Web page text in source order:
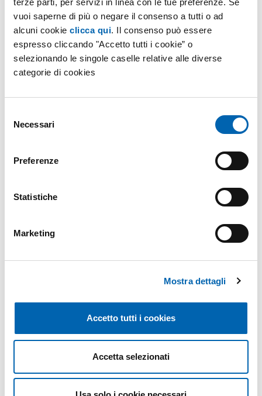
terze parti, per servizi in linea con le tue preferenze. Se
vuoi saperne di più o negare il consenso a tutti o ad
alcuni cookie clicca qui. Il consenso può essere
espresso cliccando "Accetto tutti i cookie” o
selezionando le singole caselle relative alle diverse
categorie di cookies
delNecessari
Preferenze
Statistiche
Marketing
Mostra dettagli
Accetto tutti i cookies
Accetta selezionati
loSportello per il consumatore energia reti e
ambienteal Numero Verde 800.166.654o con le
modalità indicate nel sito internetwww.arera.it
Assicurativa Clienti Finali”
, per assistenza sulla
e per informazioni sullo stato di una
pratica
sull’andamento dell’iter di liquidazione dei danni,
visita il sitoCIG – Comitato Italiano Gas.
800.92.92.86Attivo dal lunedì al giovedì09:00-
12:00, 14:00-16:30e il venerdì09:00-13:00
servizio viene sospeso in alcuni periodi dell’anno,
generalmente coincidenti con periodi di festività o